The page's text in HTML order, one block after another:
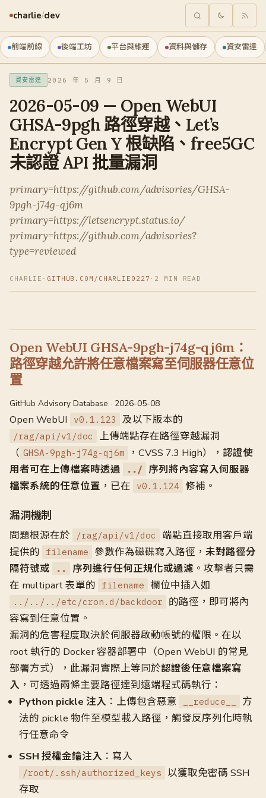
charlie/dev
前端前線 後端工坊 平台與維運 資料與儲存 資安雷達
資安雷達 2026 年 5 月 9 日
2026-05-09 — Open WebUI
GHSA-9pgh 路徑穿越、Let’s
Encrypt Gen Y 根缺陷、free5GC
未認證 API 批量漏洞
primary=https://github.com/advisories/GHSA-
9pgh-j74g-qj6m
primary=https://letsencrypt.status.io/
primary=https://github.com/advisories?
type=reviewed
CHARLIE · GITHUB.COM/CHARLIE0227 · 2 MIN READ
Open WebUI GHSA-9pgh-j74g-qj6m：
路徑穿越允許將任意檔案寫至伺服器任意位
置
GitHub Advisory Database · 2026-05-08
Open WebUI v0.1.123 及以下版本的
/rag/api/v1/doc
上傳端點存在路徑穿越漏洞
（ GHSA-9pgh-j74g-qj6m ，CVSS 7.3 High）， 認證使
用者可在上傳檔案時透過
../ 序列將內容寫入伺服器
檔案系統的任意位置 ，已在 v0.1.124 修補。
漏洞機制
問題根源在於 /rag/api/v1/doc
端點直接取用客戶端
提供的
filename 參數作為磁碟寫入路徑， 未對路徑分
隔符號或
.. 序列進行任何正規化或過濾 。攻擊者只需
在 multipart 表單的
filename 欄位中插入如
../../../etc/cron.d/backdoor
的路徑，即可將內
容寫到任意位置。
漏洞的危害程度取決於伺服器啟動帳號的權限。在以
root 執行的 Docker 容器部署中（Open WebUI 的常見
部署方式），此漏洞實際上等同於認證後任意檔案寫
入 ，可透過兩條主要路徑達到遠端程式碼執行：
Python pickle 注入 ：上傳包含惡意 __reduce__
方
法的 pickle 物件至模型載入路徑，觸發反序列化時執
行任意命令
SSH 授權金鑰注入 ：寫入
/root/.ssh/authorized_keys 以獲取免密碼 SSH
存取